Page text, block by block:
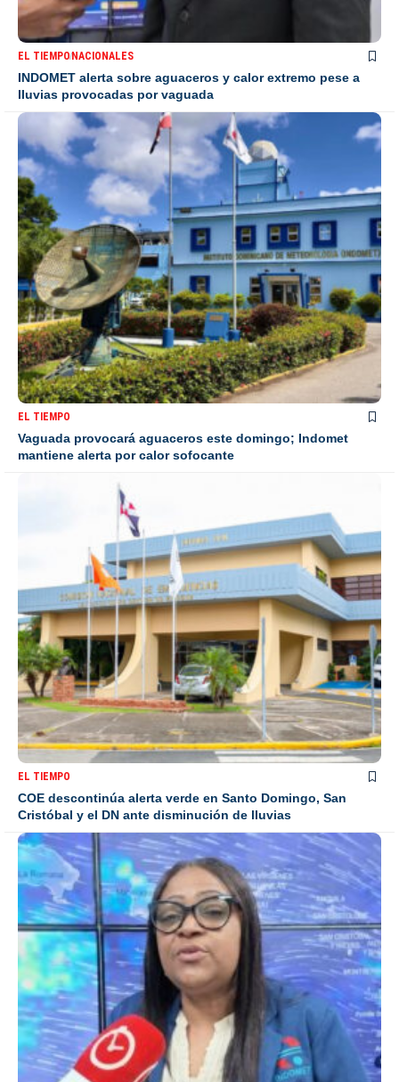
EL TIEMPONACIONALES
INDOMET alerta sobre aguaceros y calor extremo pese a
lluvias provocadas por vaguada
EL TIEMPO
Vaguada provocará aguaceros este domingo; Indomet
mantiene alerta por calor sofocante
EL TIEMPO
COE descontinúa alerta verde en Santo Domingo, San
Cristóbal y el DN ante disminución de lluvias